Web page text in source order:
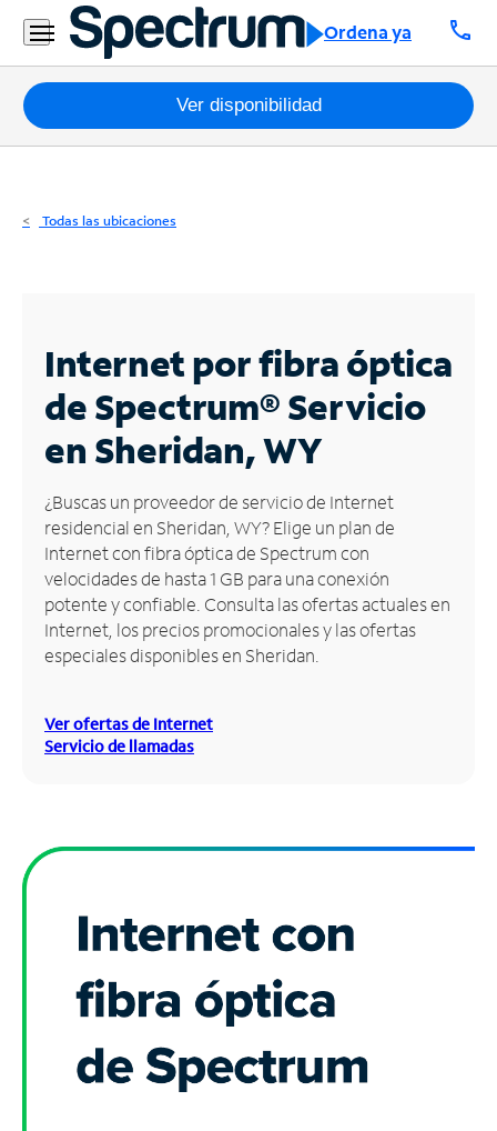
Ordena ya call
Residencial
Business
Paquetes
Internet
Business
Contáctanos
Inglés
Administrar
cuenta
Encuentra
una
tienda
Ver disponibilidad
Todas las ubicaciones
Internet por fibra óptica
de Spectrum®Servicio
en Sheridan, WY
¿Buscas un proveedor de servicio de Internet
residencial en Sheridan, WY? Elige un plan de
Internet con fibra óptica de Spectrum con
velocidades de hasta 1 GB para una conexión
potente y confiable. Consulta las ofertas actuales en
Internet, los precios promocionales y las ofertas
especiales disponibles en Sheridan.
Ver ofertas de Internet
Servicio de llamadas